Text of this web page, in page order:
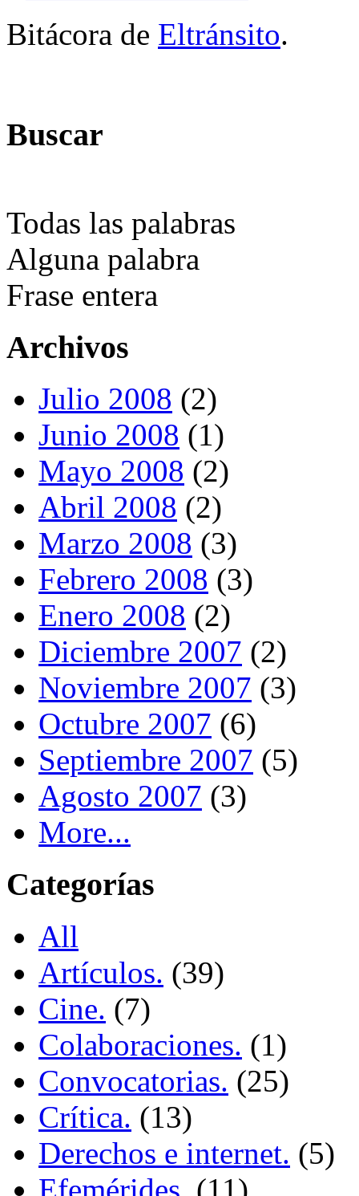
Bitácora de Eltránsito.
Buscar
Todas las palabras
Alguna palabra
Frase entera
Archivos
Julio 2008 (2)
Junio 2008 (1)
Mayo 2008 (2)
Abril 2008 (2)
Marzo 2008 (3)
Febrero 2008 (3)
Enero 2008 (2)
Diciembre 2007 (2)
Noviembre 2007 (3)
Octubre 2007 (6)
Septiembre 2007 (5)
Agosto 2007 (3)
More...
Categorías
All
Artículos. (39)
Cine. (7)
Colaboraciones. (1)
Convocatorias. (25)
Crítica. (13)
Derechos e internet. (5)
Efemérides. (11)